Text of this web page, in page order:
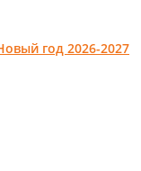
год 2026-2027